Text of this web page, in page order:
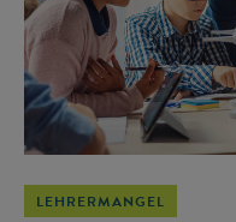
LEHRERMANGEL